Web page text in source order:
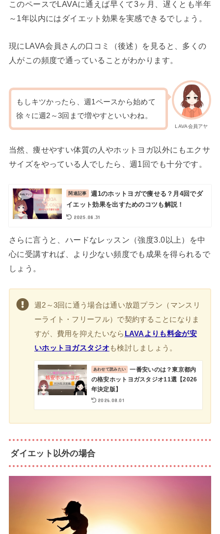
このペースでLAVAに通えば早くて3ヶ月、遅くとも半年
～1年以内にはダイエット効果を実感できるでしょう。
現にLAVA会員さんの口コミ（後述）を見ると、多くの
人がこの頻度で通っていることがわかります。
LAVA会員アヤ
もしキツかったら、週1ペースから始めて
徐々に週2～3回まで増やすといいわね。
当然、痩せやすい体質の人やホットヨガ以外にもエクサ
サイズをやっている人でしたら、週1回でも十分です。
週1のホットヨガで痩せる？月4回でダ
イエット効果を出すためのコツも解説！
2025.08.31
さらに言うと、ハードなレッスン（強度3.0以上）を中
心に受講すれば、より少ない頻度でも成果を得られるで
しょう。
週2～3回に通う場合は通い放題プラン（マンスリ
ーライト・フリーフル）で契約することになりま
すが、費用を抑えたいなら LAVAよりも料金が安
いホットヨガスタジオ も検討しましょう。
一番安いのは？東京都内
の格安ホットヨガスタジオ11選【2026
年決定版】
2026.08.01
ダイエット以外の場合